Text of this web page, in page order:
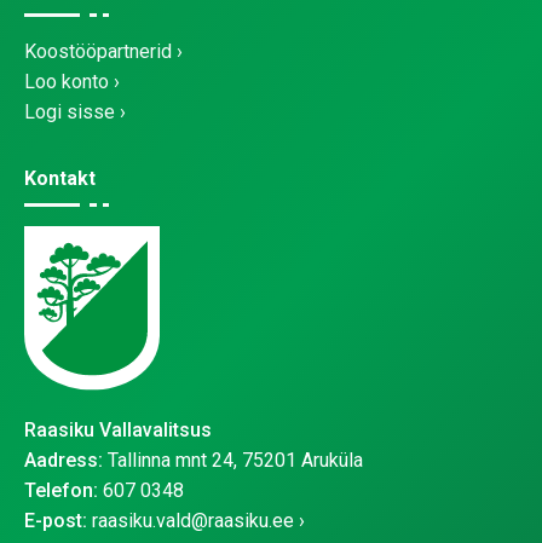
Koostööpartnerid
Loo konto
Logi sisse
Kontakt
Raasiku Vallavalitsus
Aadress: Tallinna mnt 24, 75201 Aruküla
Telefon: 607 0348
E-post: raasiku.vald@raasiku.ee